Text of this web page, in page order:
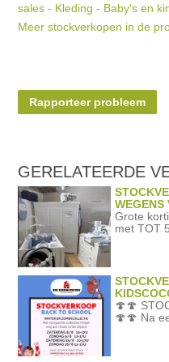
sales - Kleding - Baby's en
Meer stockverkopen in de
Rapporteer probleem
GERELATEERDE
WEGENS
Grote
met TOT
🍄🍄
🍄🍄 Na